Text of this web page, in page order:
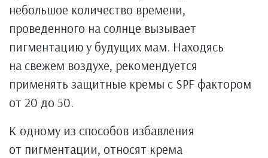
небольшое количество времени,
проведенного на солнце вызывает
пигментацию у будущих мам. Находясь
на свежем воздухе, рекомендуется
применять защитные кремы с SPF фактором
от 20 до 50.
К одному из способов избавления
от пигментации, относят крема